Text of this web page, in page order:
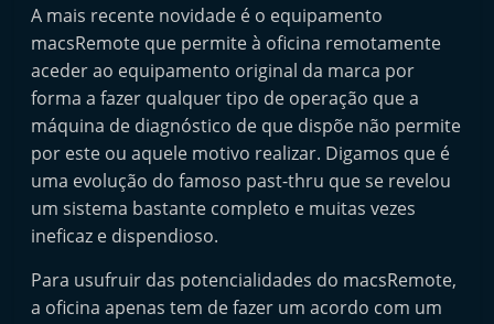
d
e
p
e
n
d
n
e
A mais recente novidade é o equipamento
macsRemote que permite à oficina remotamente
aceder ao equipamento original da marca por
forma a fazer qualquer tipo de operação que a
máquina de diagnóstico de que dispõe não permite
por este ou aquele motivo realizar. Digamos que é
uma evolução do famoso past-thru que se revelou
um sistema bastante completo e muitas vezes
ineficaz e dispendioso.
Para usufruir das potencialidades do macsRemote,
a oficina apenas tem de fazer um acordo com um